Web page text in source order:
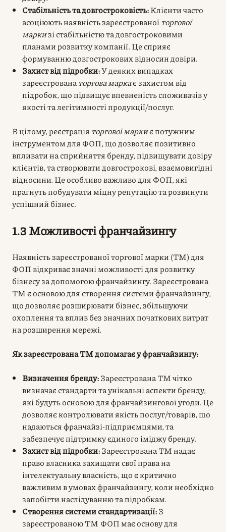
Стабільність та довгостроковість:Клієнти часто
асоціюють наявність зареєстрованої торгової
маркизі стабільністю та довгостроковими
планами розвитку компанії. Це сприяє
формуванню довгострокових відносин довіри.
Захист від підробки:У деяких випадках
зареєстрована торгова маркає захистом від
підробок, що підвищує впевненість споживачів у
якості та легітимності продукції/послуг.
В цілому, реєстрація торгової маркиє потужним
інструментом для ФОП, що дозволяє позитивно
впливати на сприйняття бренду, підвищувати довіру
клієнтів, та створювати довгострокові, взаємовигідні
відносини. Це особливо важливо для ФОП, які
прагнуть побудувати міцну репутацію та розвинути
успішний бізнес.
1.3 Можливості франчайзингу
Наявність зареєстрованої торгової марки (ТМ) для
ФОП відкриває значні можливості для розвитку
бізнесу за допомогою франчайзингу. Зареєстрована
ТМ є основою для створення системи франчайзингу,
що дозволяє розширювати бізнес, збільшуючи
охоплення та вплив без значних початкових витрат
на розширення мережі.
Як зареєстрована ТМ допомагає у франчайзингу:
Визначення бренду:Зареєстрована ТМ чітко
визначає стандарти та унікальні аспекти бренду,
які будуть основою для франчайзингової угоди. Це
дозволяє контролювати якість послуг/товарів, що
надаються франчайзі-підприємцями, та
забезпечує підтримку єдиного іміджу бренду.
Захист від підробки:Зареєстрована ТМ надає
право власника захищати свої права на
інтелектуальну власність, що є критично
важливим в умовах франчайзингу, коли необхідно
запобігти наслідуванню та підробкам.
Створення системи стандартизації:З
зареєстрованою ТМ ФОП має основу для